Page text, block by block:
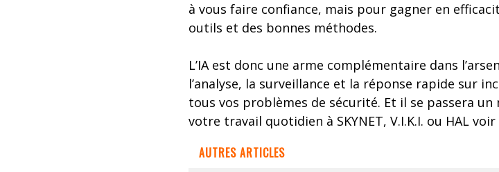
à vous faire confiance, mais pour gagner en
outils et des bonnes méthodes.
L’IA est donc une arme complémentaire dans
l’analyse, la surveillance et la réponse rapide sur
tous vos problèmes de sécurité. Et il se passera
votre travail quotidien à SKYNET, V.I.K.I. ou HAL voir
AUTRES ARTICLES